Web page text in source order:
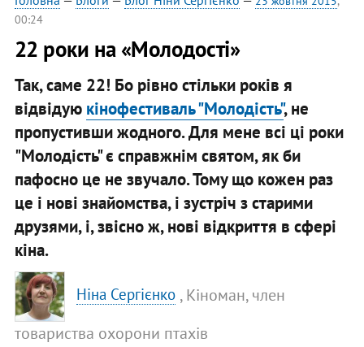
00:24
22 роки на «Молодості»
Так, саме 22! Бо рівно стільки років я
відвідую кінофестиваль "Молодість", не
пропустивши жодного. Для мене всі ці роки
"Молодість" є справжнім святом, як би
пафосно це не звучало. Тому що кожен раз
це і нові знайомства, і зустріч з старими
друзями, і, звісно ж, нові відкриття в сфері
кіна.
Ніна Сергієнко , Кіноман, член
товариства охорони птахів